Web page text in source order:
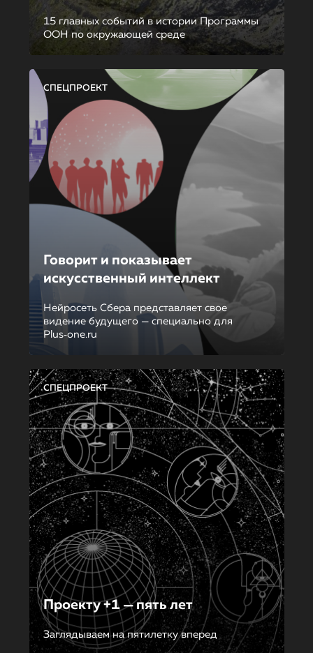
15 главных событий в истории Программы
ООН по окружающей среде
СПЕЦПРОЕКТ
Говорит и показывает
искусственный интеллект
Нейросеть Сбера представляет свое
видение будущего — специально для
Plus‑one.ru
СПЕЦПРОЕКТ
Проекту +1 — пять лет
Заглядываем на пятилетку вперед